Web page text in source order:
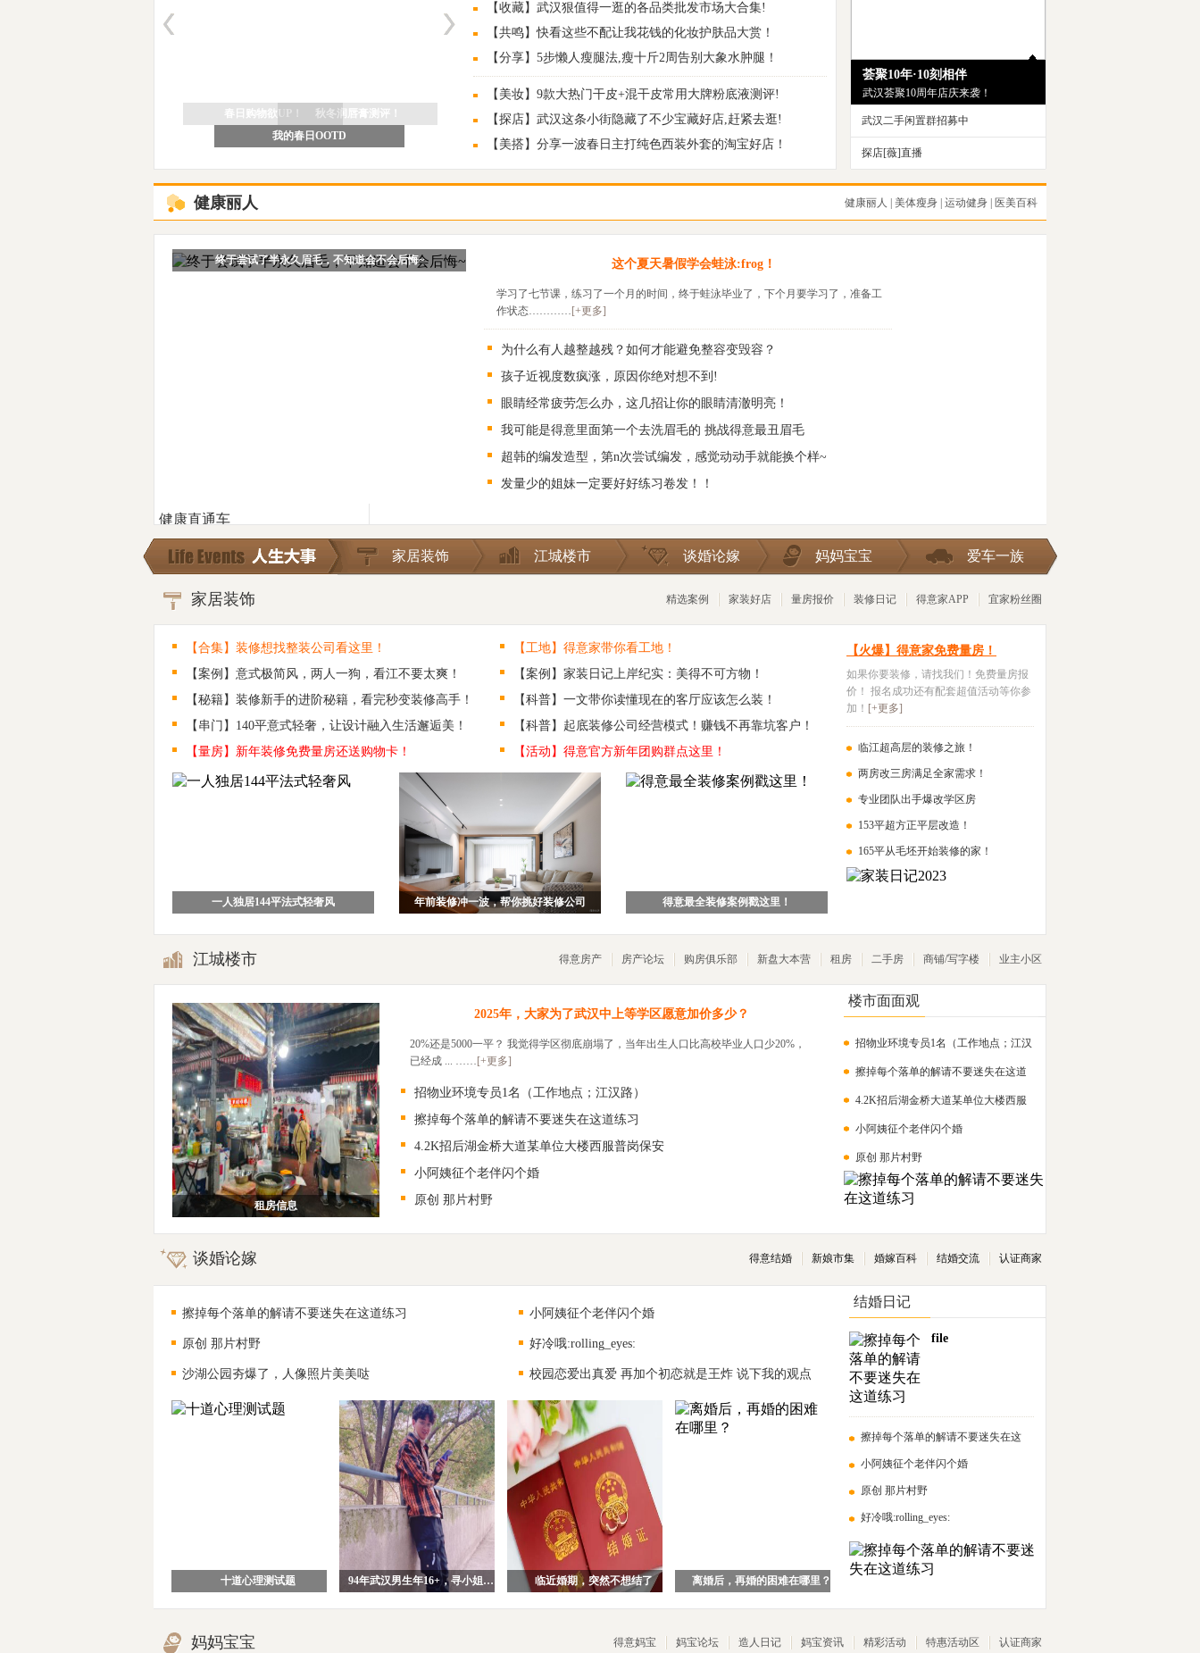
秋冬润唇膏测评！
春日购物欲UP！
我的春日OOTD
【收藏】武汉狠值得一逛的各品类批发市场大合集!
【共鸣】快看这些不配让我花钱的化妆护肤品大赏！
【分享】5步懒人瘦腿法,瘦十斤2周告别大象水肿腿！
【美妆】9款大热门干皮+混干皮常用大牌粉底液测评!
【探店】武汉这条小街隐藏了不少宝藏好店,赶紧去逛!
【美搭】分享一波春日主打纯色西装外套的淘宝好店！
荟聚10年·10刻相伴
武汉荟聚10周年店庆来袭！
武汉二手闲置群招募中
探店[薇]直播
健康丽人 健康丽人 美体瘦身 运动健身 医美百科
终于尝试了半永久眉毛，不知道会不会后悔~ 这个夏天暑假学会蛙泳:frog！
学习了七节课，练习了一个月的时间，终于蛙泳毕业了，下个月要学习了，准备工
作状态………… [+更多]
为什么有人越整越残？如何才能避免整容变毁容？
孩子近视度数疯涨，原因你绝对想不到!
眼睛经常疲劳怎么办，这几招让你的眼睛清澈明亮！
我可能是得意里面第一个去洗眉毛的 挑战得意最丑眉毛
超韩的编发造型，第n次尝试编发，感觉动动手就能换个样~
发量少的姐妹一定要好好练习卷发！！
健康直通车
一篇文章解决含胸
驼背的问题！
现代大家由于伏案太
久以及体力劳动的缺
乏，越来越多的人体
态上会存在含胸驼背
的问题……
骑自行车能减肥吗？用这5招一定
运动训练时必须掌握的呼吸方式！
女子确诊“"虫癌"，8.6cm病灶，肝脏
家居装饰 江城楼市 谈婚论嫁 妈妈宝宝 爱车一族
家居装饰 精选案例 家装好店 量房报价 装修日记 得意家APP 宜家粉丝圈
【合集】装修想找整装公司看这里！
【案例】意式极简风，两人一狗，看江不要太爽！
【秘籍】装修新手的进阶秘籍，看完秒变装修高手！
【串门】140平意式轻奢，让设计融入生活邂逅美！
【量房】新年装修免费量房还送购物卡！
【工地】得意家带你看工地！
【案例】家装日记上岸纪实：美得不可方物！
【科普】一文带你读懂现在的客厅应该怎么装！
【科普】起底装修公司经营模式！赚钱不再靠坑客户！
【活动】得意官方新年团购群点这里！
一人独居144平法式轻奢风 年前装修冲一波，帮你挑好装修公司 得意最全装修案例戳这里！
【火爆】得意家免费量房！
如果你要装修，请找我们！免费量房报
价！ 报名成功还有配套超值活动等你参
加！ [+更多]
临江超高层的装修之旅！
两房改三房满足全家需求！
专业团队出手爆改学区房
153平超方正平层改造！
165平从毛坯开始装修的家！
江城楼市 得意房产 房产论坛 购房俱乐部 新盘大本营 租房 二手房 商铺/写字楼 业主小区
租房信息
2025年，大家为了武汉中上等学区愿意加价多少？
20%还是5000一平？ 我觉得学区彻底崩塌了，当年出生人口比高校毕业人口少20%，
已经成 ... …… [+更多]
招物业环境专员1名（工作地点；江汉路）
擦掉每个落单的解请不要迷失在这道练习
4.2K招后湖金桥大道某单位大楼西服普岗保安
小阿姨征个老伴闪个婚
原创 那片村野
楼市面面观
招物业环境专员1名（工作地点；江汉
路）擦掉每个落单的解请不要迷失在这道
练习4.2K招后湖金桥大道某单位大楼西服
普岗保安
小阿姨征个老伴闪个婚
原创 那片村野
谈婚论嫁 得意结婚 新娘市集 婚嫁百科 结婚交流 认证商家
擦掉每个落单的解请不要迷失在这道练习 小阿姨征个老伴闪个婚
原创 那片村野 好冷哦:rolling_eyes:
沙湖公园夯爆了，人像照片美美哒 校园恋爱出真爱 再加个初恋就是王炸 说下我的观点
十道心理测试题 94年武汉男生年16+，寻小姐姐一枚！ 临近婚期，突然不想结了 离婚后，再婚的困难在哪里？
结婚日记
file
擦掉每个落单的解请不要迷失在这
小阿姨征个老伴闪个婚
原创 那片村野
好冷哦:rolling_eyes:
妈妈宝宝 得意妈宝 妈宝论坛 造人日记 妈宝资讯 精彩活动 特惠活动区 认证商家